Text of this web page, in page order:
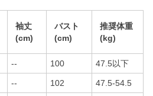
袖丈
(cm)
バスト
(cm)
推奨体重
(kg)
-- 100 47.5以下
-- 102 47.5-54.5